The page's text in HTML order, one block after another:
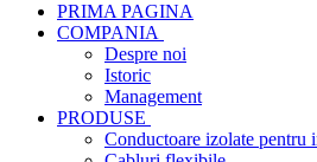
PRIMA PAGINA
COMPANIA
Despre noi
Istoric
Management
PRODUSE
Conductoare izolate pentru